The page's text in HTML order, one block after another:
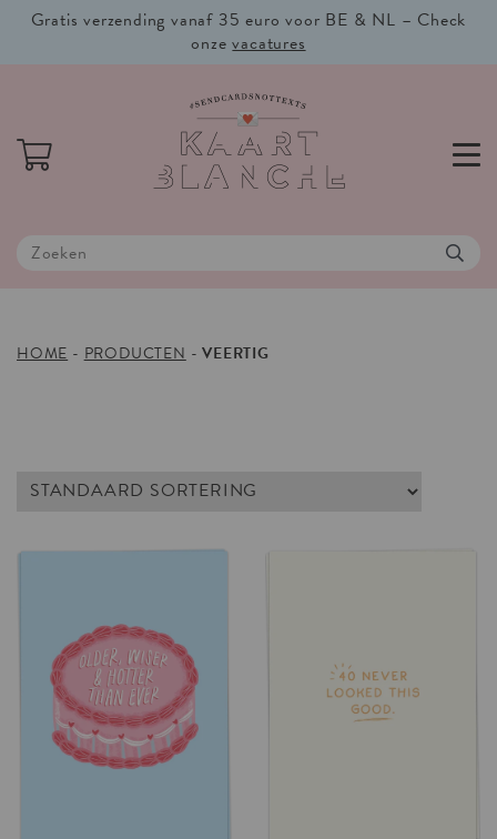
Gratis verzending vanaf 35 euro voor BE & NL – Check
onzevacatures
HOME - PRODUCTEN -VEERTIG